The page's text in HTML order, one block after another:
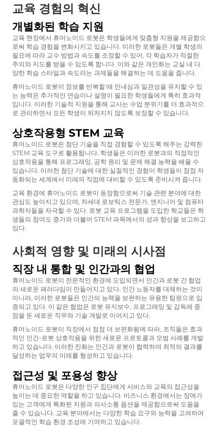
교육 경험의 혁신
개별화된 학습 지원
교육 현장에서 휴머노이드 로봇은 학생들에게 맞춤형 지원을 제공함으
로써 학습 경험을 변화시키고 있습니다. 이러한 로봇들은 개별 학생의
필요에 따라 교수 방법과 속도를 조정할 수 있어, 각 학습자가 적절한
주의와 지도를 받을 수 있도록 합니다. 이와 같은 개인화는 교실 내 다
양한 학습 스타일과 속도라는 과제들을 해결하는 데 도움을 줍니다.
휴머노이드 로봇이 정보를 반복할 때 인내심과 일관성을 유지할 수 있
는 능력은 추가적인 연습이나 설명이 필요한 학생들에게 특히 효과적
입니다. 이러한 기술적 지원을 통해 교사는 수업 분위기를 더 효과적으
로 관리하면서 모든 학생이 뒤처지지 않도록 보장할 수 있습니다.
상호작용형 STEM 교육
휴머노이드 로봇은 첨단 기술을 직접 경험할 수 있도록 해주는 강력한
STEM 교육 도구로 활용됩니다. 학생들은 이러한 로봇과의 직접적인
상호작용을 통해 프로그래밍, 공학 원리 및 문제 해결 능력을 배울 수
있습니다. 이러한 첨단 기술에 대한 실질적인 경험이 학생들이 점점 자
동화되는 세계에서 미래의 직업에 대비할 수 있도록 준비시켜 줍니다.
교육 환경에 휴머노이드 로봇이 등장함으로써 기술 관련 분야에 대한
관심도 높아지고 있으며, 차세대 로보틱스 전문가, 엔지니어 및 컴퓨터
과학자들을 자극할 수 있다. 로봇 교육 프로그램을 도입한 학교들은 학
생들의 참여도 증가와 더불어 STEM 과목에서의 성과 향상을 보고하고
있다.
사회적 영향 및 미래의 시사점
직장 내 통합 및 인간과의 협업
휴머노이드 로봇이 전문적인 환경에 도입되면서 인간과 로봇 간 협업
의 새로운 패러다임이 만들어지고 있다. 인간 노동자를 대체하는 것이
아니라, 이러한 로봇들은 인간의 능력을 보완하는 유용한 팀원으로 입
증되고 있다. 이 같은 협업은 로봇 유지보수, 프로그래밍 및 감독에 중
점을 둔 새로운 직무와 기술 개발로 이어지고 있다.
휴머노이드 로봇이 직장에서 점점 더 보편화됨에 따라, 조직들은 효과
적인 인간-로봇 상호작용을 위한 새로운 프로토콜과 모범 사례를 개발
하고 있습니다. 이러한 진화는 인간과 로봇이 협력하여 최적의 결과를
달성하는 업무의 미래를 형성하고 있습니다.
접근성 및 포용성 향상
휴머노이드 로봇은 다양한 인구 집단에게 서비스와 교육의 접근성을
높이는 데 중요한 역할을 하고 있습니다. 비즈니스 환경에서는 장애가
있는 고객에게 특화된 지원과 의사소통 옵션을 제공함으로써 도움을
줄 수 있습니다. 교육 분야에서는 다양한 학습 요구와 능력을 고려하여
포괄적인 학습 환경 조성에 기여하고 있습니다.